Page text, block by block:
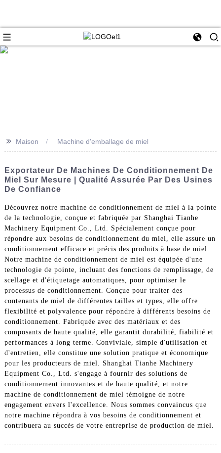
>> Maison Machine d'emballage de miel
Exportateur De Machines De Conditionnement De
Miel Sur Mesure | Qualité Assurée Par Des Usines
De Confiance
Découvrez notre machine de conditionnement de miel à la pointe
de la technologie, conçue et fabriquée par Shanghai Tianhe
Machinery Equipment Co., Ltd. Spécialement conçue pour
répondre aux besoins de conditionnement du miel, elle assure un
conditionnement efficace et précis des produits à base de miel.
Notre machine de conditionnement de miel est équipée d'une
technologie de pointe, incluant des fonctions de remplissage, de
scellage et d'étiquetage automatiques, pour optimiser le
processus de conditionnement. Conçue pour traiter des
contenants de miel de différentes tailles et types, elle offre
flexibilité et polyvalence pour répondre à différents besoins de
conditionnement. Fabriquée avec des matériaux et des
composants de haute qualité, elle garantit durabilité, fiabilité et
performances à long terme. Conviviale, simple d'utilisation et
d'entretien, elle constitue une solution pratique et économique
pour les producteurs de miel. Shanghai Tianhe Machinery
Equipment Co., Ltd. s'engage à fournir des solutions de
conditionnement innovantes et de haute qualité, et notre
machine de conditionnement de miel témoigne de notre
engagement envers l'excellence. Nous sommes convaincus que
notre machine répondra à vos besoins de conditionnement et
contribuera au succès de votre entreprise de production de miel.